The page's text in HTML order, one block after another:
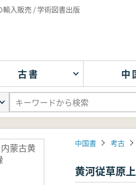
入販売 / 学術図書出版
古書 中
蒙古黄
中国書 考古
黄河従草原